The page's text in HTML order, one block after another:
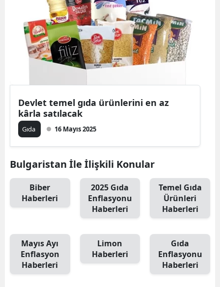
Devlet temel gıda ürünlerini en az
kârla satılacak
Gıda 16 Mayıs 2025
Bulgaristan İle İlişkili Konular
Biber
Haberleri
2025 Gıda
Enflasyonu
Haberleri
Temel Gıda
Ürünleri
Haberleri
Mayıs Ayı
Enflasyon
Haberleri
Limon
Haberleri
Gıda
Enflasyonu
Haberleri